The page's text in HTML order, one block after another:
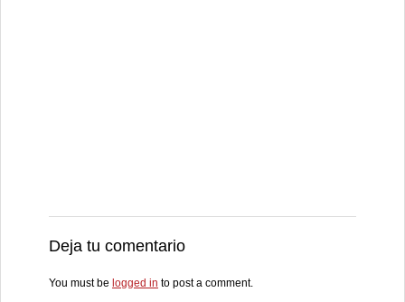
Deja tu comentario
You must be logged in to post a comment.